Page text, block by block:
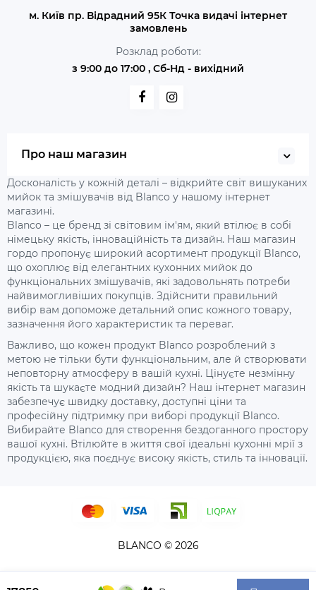
м. Київ пр. Відрадний 95К Точка видачі інтернет
замовлень
Розклад роботи:
з 9:00 до 17:00 , Сб-Нд - вихідний
Про наш магазин
Досконалість у кожній деталі – відкрийте світ вишуканих
мийок та змішувачів від Blanco у нашому інтернет
магазині.
Blanco – це бренд зі світовим ім'ям, який втілює в собі
німецьку якість, інноваційність та дизайн. Наш магазин
гордо пропонує широкий асортимент продукції Blanco,
що охоплює від елегантних кухонних мийок до
функціональних змішувачів, які задовольнять потреби
найвимогливіших покупців. Здійснити правильний
вибір вам допоможе детальний опис кожного товару,
зазначення його характеристик та переваг.
Важливо, що кожен продукт Blanco розроблений з
метою не тільки бути функціональним, але й створювати
неповторну атмосферу в вашій кухні. Цінуєте незмінну
якість та шукаєте модний дизайн? Наш інтернет магазин
забезпечує швидку доставку, доступні ціни та
професійну підтримку при виборі продукції Blanco.
Вибирайте Blanco для створення бездоганного простору
вашої кухні. Втілюйте в життя свої ідеальні кухонні мрії з
продукцією, яка поєднує високу якість, стиль та інновації.
BLANCO © 2026